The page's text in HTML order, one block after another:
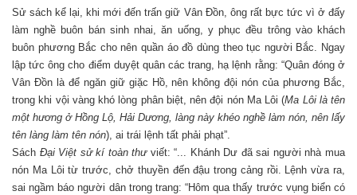
Sử sách kể lại, khi mới đến trấn giữ Vân Đồn, ông rất bực tức vì ở đấy
làm nghề buôn bán sinh nhai, ăn uống, y phục đều trông vào khách
buôn phương Bắc cho nên quần áo đồ dùng theo tục người Bắc. Ngay
lập tức ông cho điểm duyệt quân các trang, hạ lệnh rằng: “Quân đóng ở
Vân Đồn là để ngăn giữ giặc Hồ, nên không đội nón của phương Bắc,
trong khi vội vàng khó lòng phân biệt, nên đội nón Ma Lôi (Ma Lôi là tên
một hương ở Hồng Lộ, Hải Dương, làng này khéo nghề làm nón, nên lấy
tên làng làm tên nón), ai trái lệnh tất phải phạt”.
Sách Đại Việt sử kí toàn thưviết: “... Khánh Dư đã sai người nhà mua
nón Ma Lôi từ trước, chở thuyền đến đậu trong cảng rồi. Lệnh vừa ra,
sai ngầm báo người dân trong trang: “Hôm qua thấy trước vụng biển có